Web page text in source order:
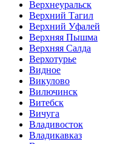
Верхнеуральск
Верхний Тагил
Верхний Уфалей
Верхняя Пышма
Верхняя Салда
Верхотурье
Видное
Викулово
Вилючинск
Витебск
Вичуга
Владивосток
Владикавказ